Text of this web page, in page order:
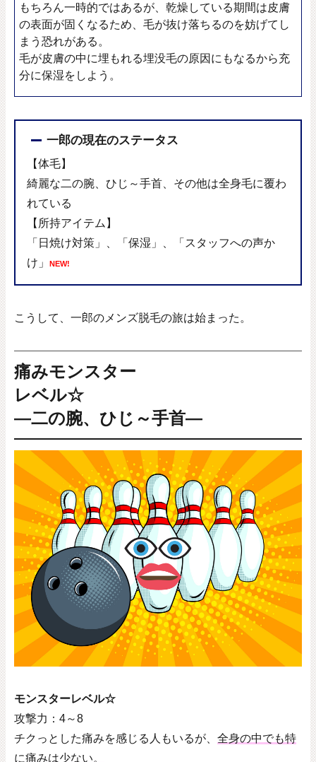
もちろん一時的ではあるが、乾燥している期間は皮膚
の表面が固くなるため、毛が抜け落ちるのを妨げてし
まう恐れがある。
毛が皮膚の中に埋もれる埋没毛の原因にもなるから充
分に保湿をしよう。
一郎の現在のステータス
【体毛】
綺麗な二の腕、ひじ～手首、その他は全身毛に覆わ
れている
【所持アイテム】
「日焼け対策」、「保湿」、「スタッフへの声か
け」
NEW!
こうして、一郎のメンズ脱毛の旅は始まった。
痛みモンスター
レベル☆
―二の腕、ひじ～手首―
モンスターレベル☆
攻撃力： 4～8
チクっとした痛みを感じる人もいるが、 全身の中でも特
に痛みは少ない。